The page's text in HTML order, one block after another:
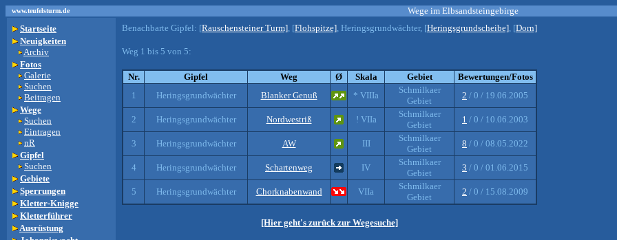
www.teufelsturm.de Wege im Elbsandsteingebirge
Startseite
Neuigkeiten
Archiv
Fotos
Galerie
Suchen
Beitragen
Wege
Suchen
Eintragen
nR
Gipfel
Suchen
Gebiete
Sperrungen
Kletter-Knigge
Kletterführer
Ausrüstung
Benachbarte Gipfel: [Rauschensteiner Turm], [Flohspitze], Heringsgrundwächter, [Heringsgrundscheibe], [Dorn]
Weg 1 bis 5 von 5:
Nr. Gipfel Weg Ø Skala Gebiet
Bewertungen/Fotos
1
Heringsgrundwächter Blanker Genuß * VIIIa
Schmilkaer
Gebiet
2 / 0 / 19.06.2005
2 Heringsgrundwächter Nordwestriß ! VIIa
Schmilkaer
Gebiet
1 / 0 / 10.06.2003
3 Heringsgrundwächter AW III
Schmilkaer
Gebiet
8 / 0 / 08.05.2022
4 Heringsgrundwächter Schartenweg IV
Schmilkaer
Gebiet
3 / 0 / 01.06.2015
5 Heringsgrundwächter Chorknabenwand VIIa
Schmilkaer
Gebiet
2 / 0 / 15.08.2009
[Hier geht's zurück zur Wegesuche]